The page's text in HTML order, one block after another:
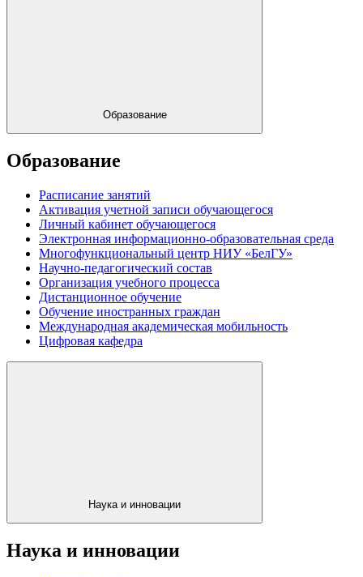
Образование
Образование
Расписание занятий
Активация учетной записи обучающегося
Личный кабинет обучающегося
Электронная информационно-образовательная среда
Многофункциональный центр НИУ «БелГУ»
Научно-педагогический состав
Организация учебного процесса
Дистанционное обучение
Обучение иностранных граждан
Международная академическая мобильность
Цифровая кафедра
Наука и инновации
Наука и инновации